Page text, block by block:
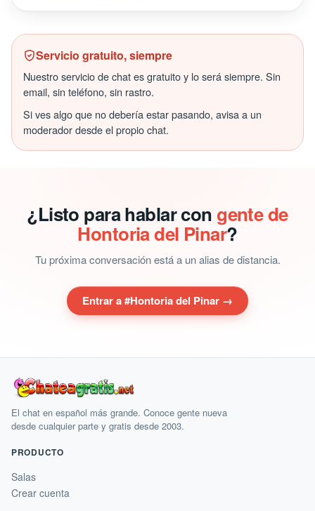
Servicio gratuito, siempre
Nuestro servicio de chat es gratuito y lo será siempre. Sin
email, sin teléfono, sin rastro.
Si ves algo que no debería estar pasando, avisa a un
moderador desde el propio chat.
¿Listo para hablar con gente de
Hontoria del Pinar?
Tu próxima conversación está a un alias de distancia.
Entrar a #Hontoria del Pinar →
El chat en español más grande. Conoce gente nueva
desde cualquier parte y gratis desde 2003.
PRODUCTO
Salas
Crear cuenta